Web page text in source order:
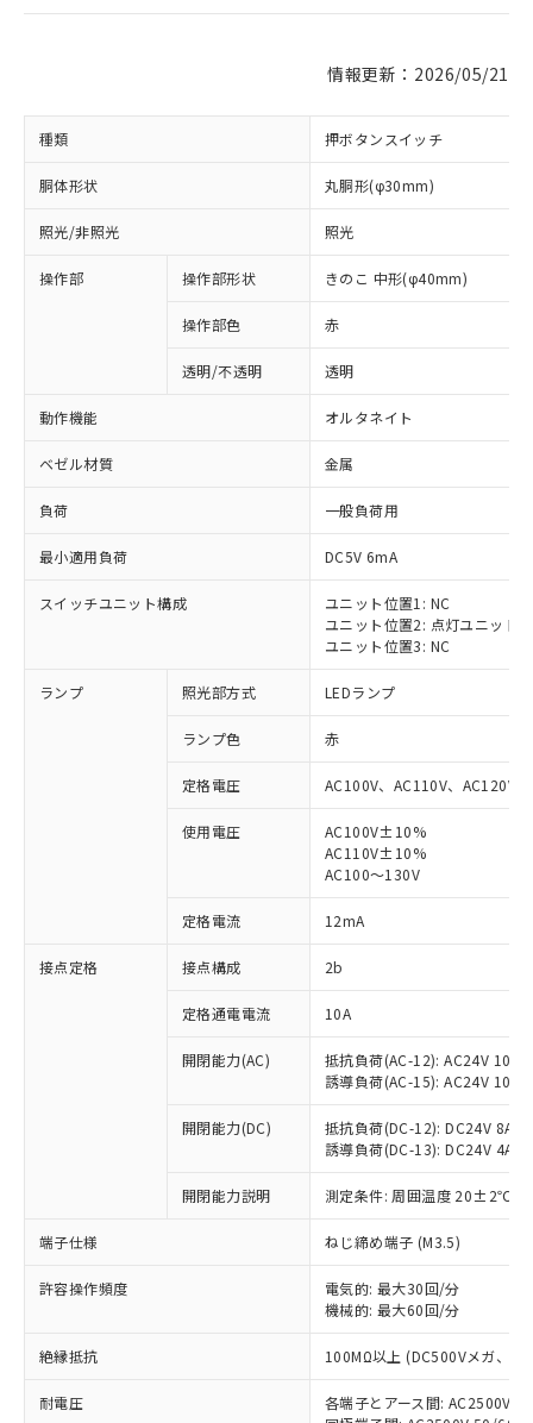
情報更新：2026/05/21
種類 押ボタンスイッチ
胴体形状 丸胴形(φ30mm)
照光/非照光 照光
操作部 操作部形状 きのこ 中形(φ40mm)
操作部色 赤
透明/不透明 透明
動作機能 オルタネイト
ベゼル材質 金属
負荷 一般負荷用
最小適用負荷 DC5V 6mA
スイッチユニット構成
ユニット位置1: NC
ユニット位置2: 点灯ユニット
ユニット位置3: NC
ランプ 照光部方式 LEDランプ
ランプ色 赤
定格電圧 AC100V、AC110V、AC120V
使用電圧
AC100V±10%
AC110V±10%
AC100～130V
定格電流 12mA
接点定格 接点構成 2b
定格通電電流 10A
開閉能力(AC)
抵抗負荷(AC-12): AC24V 10A/
誘導負荷(AC-15): AC24V
開閉能力(DC)
抵抗負荷(DC-12): DC24V 8A/
誘導負荷(DC-13): DC24V 4A/
開閉能力説明 測定条件: 周囲温度 20±2℃、
端子仕様 ねじ締め端子 (M3.5)
許容操作頻度
電気的: 最大30回/分
機械的: 最大60回/分
絶縁抵抗 100MΩ以上 (DC500Vメガ、点
耐電圧
各端子とアース間: AC2500V
ご利用条件
以下の条件をお読みいただき、同意のうえ
本サービスは、当社制御機器事業取扱
商品の当社在庫状況および標準価格
(税抜)を提供させていただくもので
当社制御機器事業取扱商品の中には、
本サービスの対象外となる商品もある
ことをご了承ください。
在庫状況および標準価格照会結果は、
記載している更新日時点での社内デー
タに基づき作成されるものであり、閲
準価格とは異なる場合があることをご
対応済み：EU RoHS指令（10物質）の
非含有に対応した製品が提供可能な商品で
対応予定：EU RoHS指令（10物質）の非含
有に対応した製品に切り替える予定のある
対応予定なし：EU RoHS指令（10物質）の
非含有に非対応の商品で、対応品を出す予
調査・確認中：EU RoHS指令（10物質）の
非含有の対応状況を調査中または確認中の
非該当品：ライセンス料など無形物で、有
害物質有無と関係のない商品です。
仕入先様の事情により、非含有部品として
いたものが、含有品と判明した場合などや
むを得ず変更することがあります。
*EU RoHS指令（10物質）：
鉛(Pb) 1000ppm以下、 水銀(Hg) 1000ppm以下、 カド
六価クロム(Cr(Ⅵ)) 1000ppm以下、ポリ臭化ビフェニル
「○」：最大均質材料含有率が中国RoHSの
基準値以下であることを示します。
「×」：最大均質材料含有率が中国RoHSの
基準値を超えていることを示します。
「－」：未確認です。当社販売部門へお問
当社は、これら貴社製品のうち、外国
為替および外国貿易法に定める商品
（以下｢規制貨物等」という）を輸出
または国外への提供する場合は、日本
国政府の輸出許可(または役務取引許
可)を取得するなどの必要な手続きを